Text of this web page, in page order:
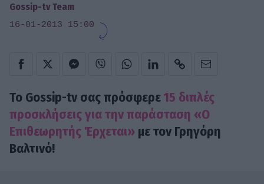
Gossip-tv Team
16-01-2013 15:00
Το Gossip-tv σας πρόσφερε15 διπλές
προσκλήσεις για την παράσταση «Ο
Επιθεωρητής Έρχεται» με τον Γρηγόρη
Βαλτινό!